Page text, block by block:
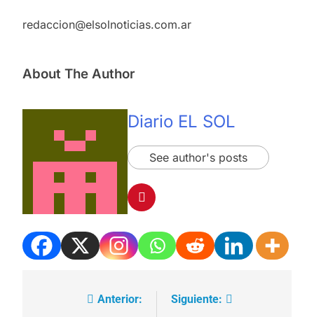
redaccion@elsolnoticias.com.ar
About The Author
Diario EL SOL
See author's posts
Navegación
Anterior:
Siguiente: